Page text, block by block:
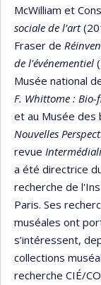
McWilliam et
sociale de l’art
Fraser de
de l'événementiel
Musée national
F. Whittome : Bio-
et au Musée des
Nouvelles
revue
a été directrice
recherche de
Paris. Ses
muséales ont
s’intéressent,
collections
recherche CIÉ/